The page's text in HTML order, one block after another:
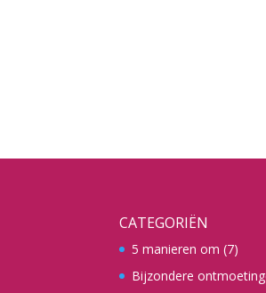
CATEGORIËN
5 manieren om (7)
Bijzondere